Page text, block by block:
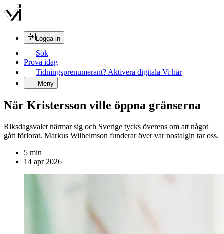
Logga in
Sök
Prova idag
Tidningsprenumerant? Aktivera digitala Vi här
Meny
När Kristersson ville öppna gränserna
Riksdagsvalet närmar sig och Sverige tycks överens om att något
gått förlorat. Markus Wilhelmson funderar över var nostalgin tar oss.
5 min
14 apr 2026